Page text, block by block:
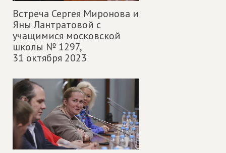
Встреча Сергея Миронова и
Яны Лантратовой с
учащимися московской
школы № 1297,
31 октября 2023